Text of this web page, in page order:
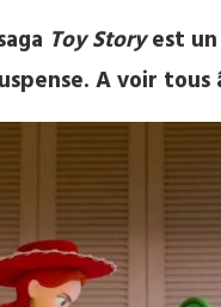
Toy Storyest un
A voir tous